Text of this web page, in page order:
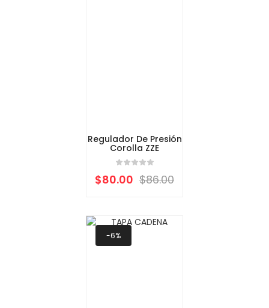
Regulador De Presión
Corolla ZZE
$86.00
$80.00
-6%